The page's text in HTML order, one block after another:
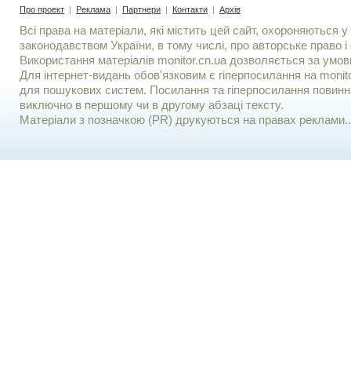
Про проект | Реклама | Партнери | Контакти | Архів
Всі права на матеріали, які містить цей сайт, охороняються у
законодавством України, в тому числі, про авторське право і
Використання матерiалiв monitor.cn.ua дозволяється за
Для iнтернет-видань обов'язковим є гiперпосилання на
для пошукових систем. Посилання та гіперпосилання
виключно в першому чи в другому абзаці тексту.
Матеріали з позначкою (PR) друкуються на правах реклами..